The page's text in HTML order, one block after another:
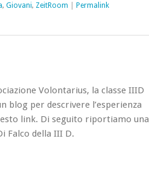
, Giovani, ZeitRoom Permalink
Volontarius, la classe IIID
blog per descrivere l’esperienza
link. Di seguito riportiamo una
Falco della III D.